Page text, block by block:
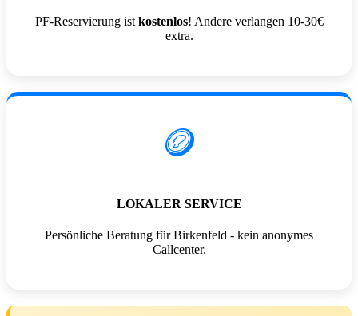
PF-Reservierung ist kostenlos! Andere verlangen 10-30€
extra.
🪙
LOKALER SERVICE
Persönliche Beratung für Birkenfeld - kein anonymes
Callcenter.